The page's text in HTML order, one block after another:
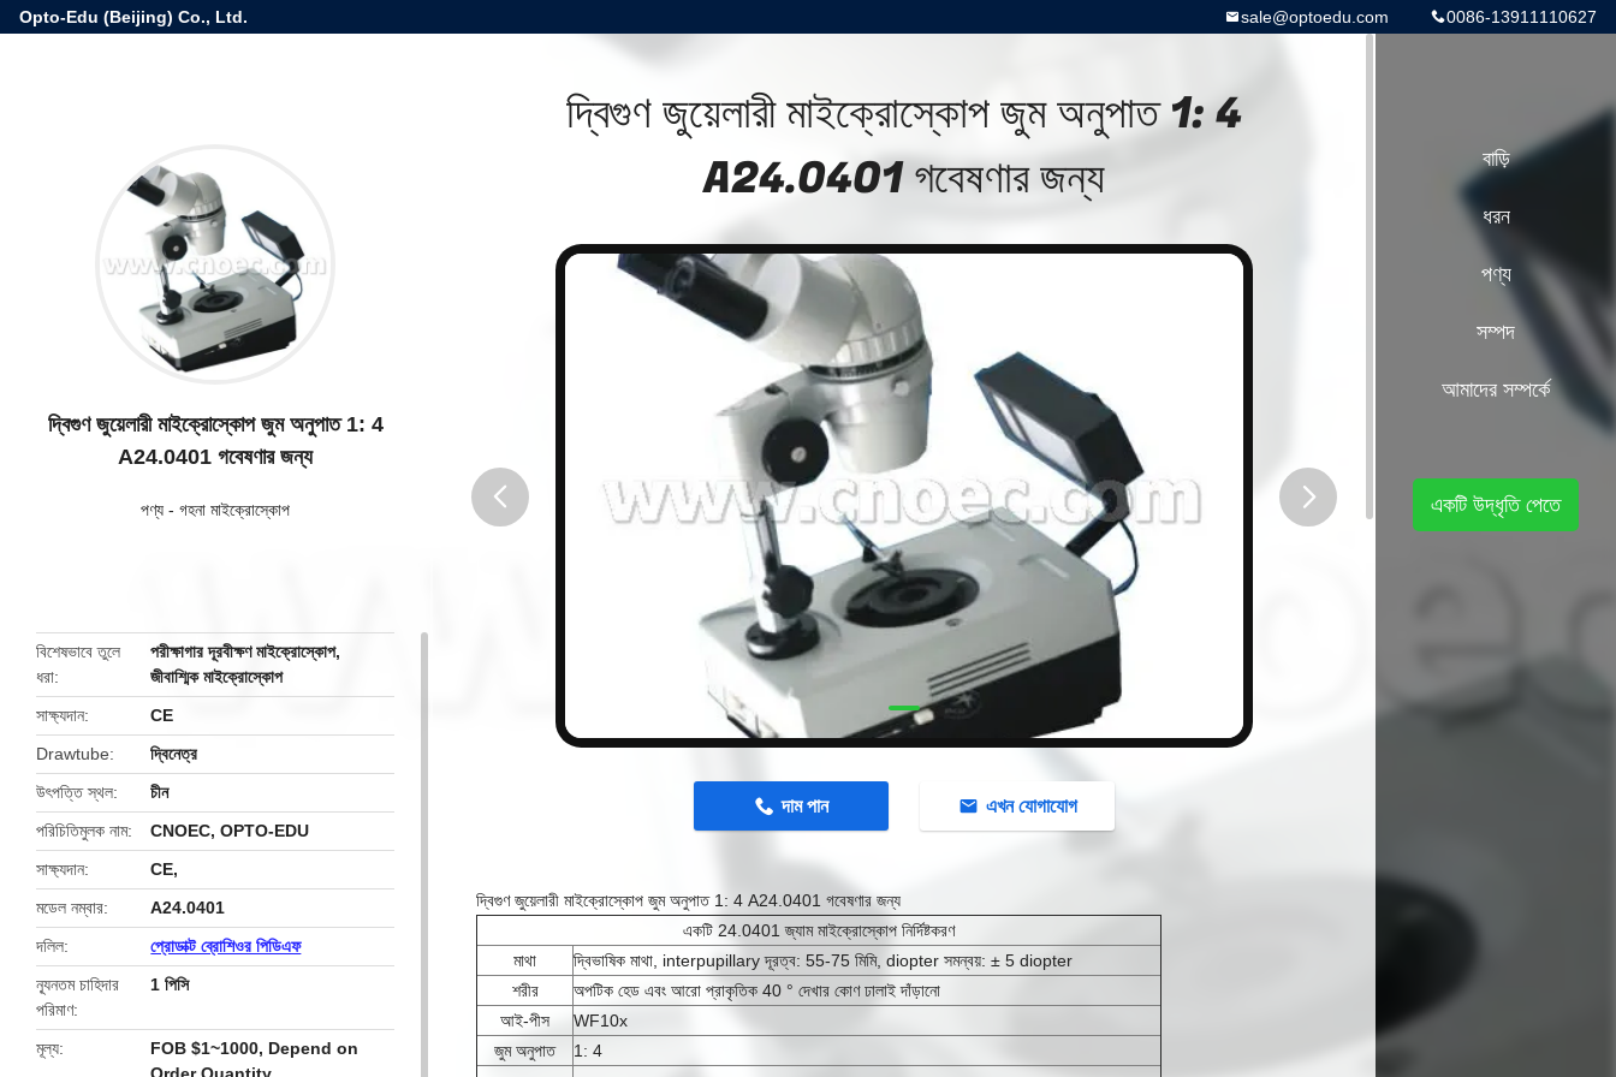
Opto-Edu (Beijing) Co., Ltd. 0086-13911110627
sale@optoedu.com
দ্বিগুণ জুয়েলারী মাইক্রোস্কোপ জুম অনুপাত 1: 4
A24.0401 গবেষণার জন্য
পণ্য - গহনা মাইক্রোস্কোপ
বিশেষভাবে তুলে
ধরা
পরীক্ষাগার দূরবীক্ষণ মাইক্রোস্কোপ,
জীবাশ্মিক মাইক্রোস্কোপ
সাক্ষ্যদান
CE
Drawtube
দ্বিনেত্র
উৎপত্তি স্থল
চীন
পরিচিতিমুলক নাম
CNOEC, OPTO-EDU
সাক্ষ্যদান
CE,
মডেল নম্বার
A24.0401
দলিল
প্রোডাক্ট ব্রোশিওর পিডিএফ
ন্যূনতম চাহিদার
পরিমাণ
1 পিসি
মূল্য
FOB $1~1000, Depend on
দ্বিগুণ জুয়েলারী মাইক্রোস্কোপ জুম অনুপাত 1: 4
A24.0401 গবেষণার জন্য
দাম পান এখন যোগাযোগ
দ্বিগুণ জুয়েলারী মাইক্রোস্কোপ জুম অনুপাত 1: 4 A24.0401 গবেষণার জন্য
একটি 24.0401 জ্যাম মাইক্রোস্কোপ নির্দিষ্টকরণ
মাথা
দ্বিভাষিক মাথা, interpupillary দূরত্ব: 55-75 মিমি, diopter সমন্বয়: ± 5 diopter
শরীর
অপটিক হেড এবং আরো প্রাকৃতিক 40 ° দেখার কোণ ঢালাই দাঁড়ানো
আই-পীস
WF10x
জুম অনুপাত
1: 4
বাড়ি
ধরন
পণ্য
সম্পদ
আমাদের সম্পর্কে
একটি উদ্ধৃতি পেতে